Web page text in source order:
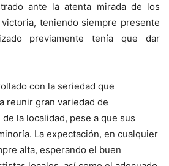
ante la atenta mirada de los
teniendo siempre presente
previamente tenía que dar
con la seriedad que
reunir gran variedad de
la localidad, pese a que sus
La expectación, en cualquier
alta, esperando el buen